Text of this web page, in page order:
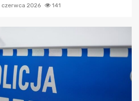
czerwca 2026 141